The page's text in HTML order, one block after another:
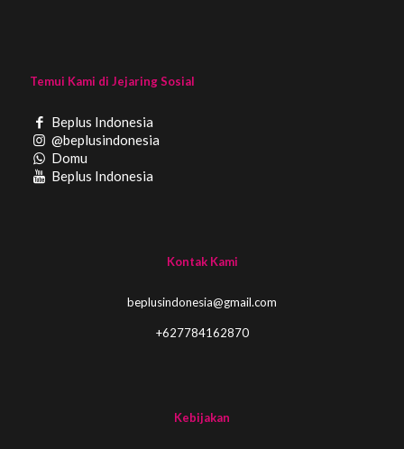
Temui Kami di Jejaring Sosial
Beplus Indonesia
@beplusindonesia
Domu
Beplus Indonesia
Kontak Kami
beplusindonesia@gmail.com
+627784162870
Kebijakan